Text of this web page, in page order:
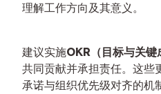
理解工作方向及其意义。
建议实施OKR（目标与关键
共同贡献并承担责任。这些
承诺与组织优先级对齐的机